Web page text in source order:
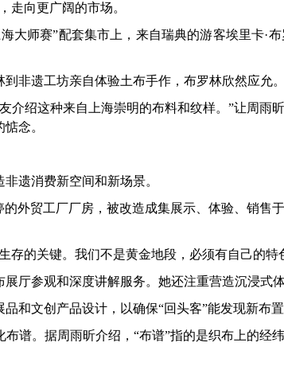
走向更广阔的市场。
师赛”配套集市上，来自瑞典的游客埃里卡·
遗工坊亲自体验土布手作，布罗林欣然应允。
绍这种来自上海崇明的布料和纹样。”让周雨
念。
遗消费新空间和新场景。
贸工厂厂房，被改造成集展示、体验、销售
的关键。我们不是黄金地段，必须有自己的特
参观和深度讲解服务。她还注重营造沉浸式
文创产品设计，以确保“回头客”能发现新布置
。据周雨昕介绍，“布谱”指的是织布上的经